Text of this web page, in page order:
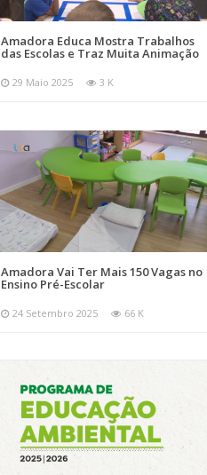
Amadora Educa Mostra Trabalhos
das Escolas e Traz Muita Animação
29 Maio 2025 3 K
Amadora Vai Ter Mais 150 Vagas no
Ensino Pré-Escolar
24 Setembro 2025 66 K